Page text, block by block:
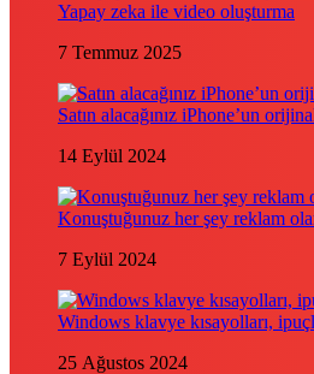
Yapay zeka ile video oluşturma
7 Temmuz 2025
Satın alacağınız iPhone’un
14 Eylül 2024
Konuştuğunuz her şey reklam
7 Eylül 2024
Windows klavye kısayolları,
25 Ağustos 2024